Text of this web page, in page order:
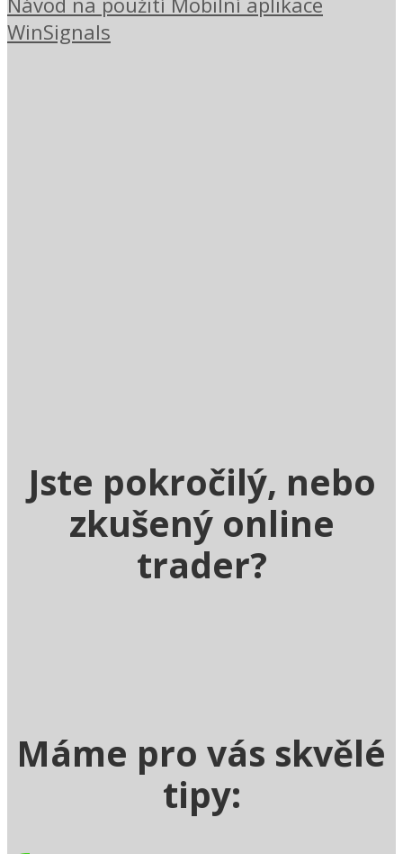
WinSignals
Jste pokročilý, nebo
zkušený online
trader?
Máme pro vás skvělé
tipy: